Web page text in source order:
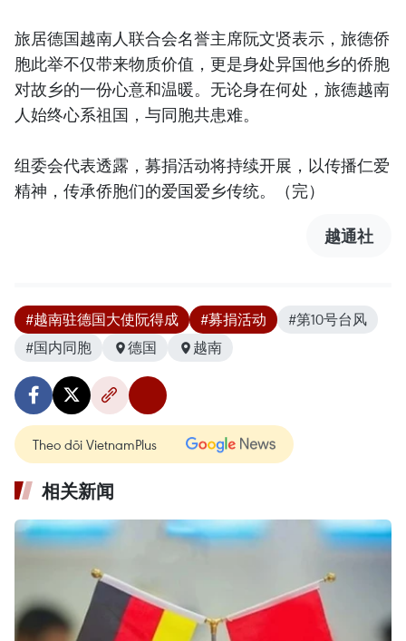
旅居德国越南人联合会名誉主席阮文贤表示，旅德侨
胞此举不仅带来物质价值，更是身处异国他乡的侨胞
对故乡的一份心意和温暖。无论身在何处，旅德越南
人始终心系祖国，与同胞共患难。
组委会代表透露，募捐活动将持续开展，以传播仁爱
精神，传承侨胞们的爱国爱乡传统。（完）
越通社
#越南驻德国大使阮得成 #募捐活动
#第10号台风
#国内同胞
德国 越南
Theo dõi VietnamPlus
相关新闻